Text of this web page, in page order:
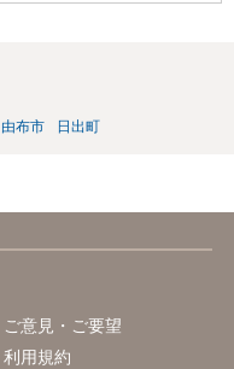
由布市 日出町
ご意見・ご要望
利用規約